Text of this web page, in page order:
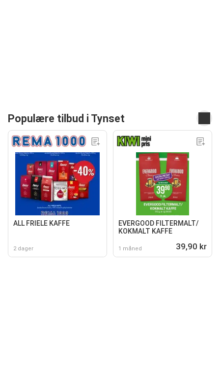
Populære tilbud i Tynset
ALL FRIELE KAFFE
2 dager
EVERGOOD FILTERMALT/
KOKMALT KAFFE
1 måned 39,90 kr